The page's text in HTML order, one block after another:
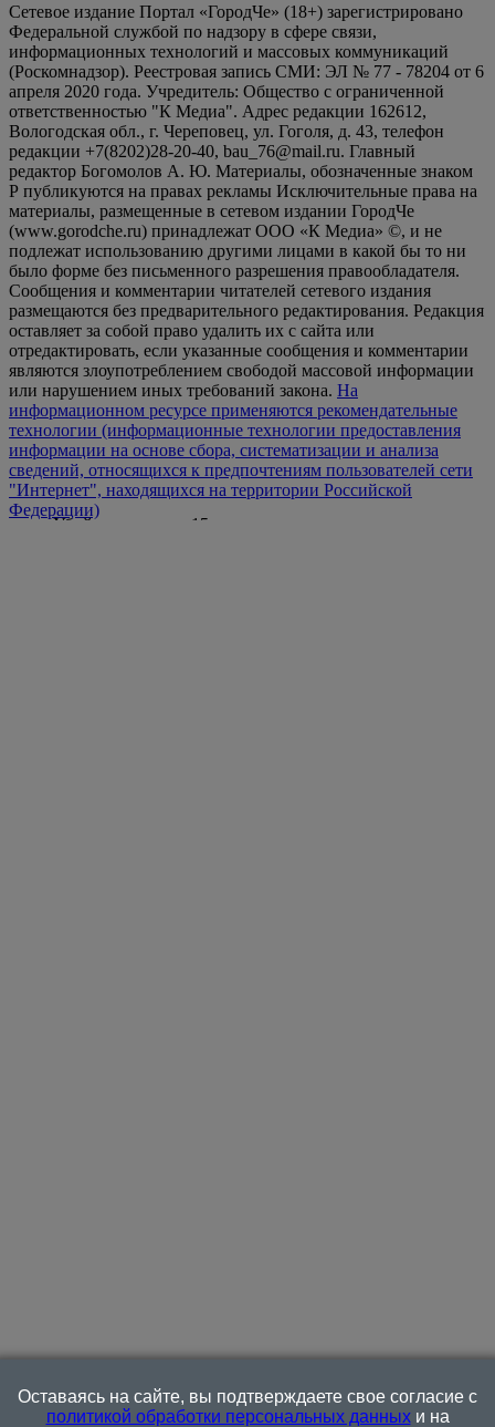
Убийце грозит до 15 лет
Сетевое издание Портал «ГородЧе» (18+) зарегистрировано
Федеральной службой по надзору в сфере связи,
информационных технологий и массовых коммуникаций
(Роскомнадзор). Реестровая запись СМИ: ЭЛ № 77 - 78204 от 6
апреля 2020 года. Учредитель: Общество с ограниченной
ответственностью "К Медиа". Адрес редакции 162612,
Вологодская обл., г. Череповец, ул. Гоголя, д. 43, телефон
редакции +7(8202)28-20-40, bau_76@mail.ru. Главный
редактор Богомолов А. Ю. Материалы, обозначенные знаком
Р публикуются на правах рекламы Исключительные права на
материалы, размещенные в сетевом издании ГородЧе
(www.gorodche.ru) принадлежат ООО «К Медиа» ©, и не
подлежат использованию другими лицами в какой бы то ни
было форме без письменного разрешения правообладателя.
Сообщения и комментарии читателей сетевого издания
размещаются без предварительного редактирования. Редакция
оставляет за собой право удалить их с сайта или
отредактировать, если указанные сообщения и комментарии
являются злоупотреблением свободой массовой информации
или нарушением иных требований закона. На
информационном ресурсе применяются рекомендательные
технологии (информационные технологии предоставления
информации на основе сбора, систематизации и анализа
сведений, относящихся к предпочтениям пользователей сети
"Интернет", находящихся на территории Российской
Федерации)
Оставаясь на сайте, вы подтверждаете свое согласие с
политикой обработки персональных данныхи на